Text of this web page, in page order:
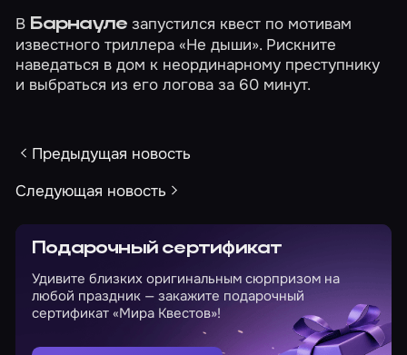
В Барнауле запустился квест по мотивам
известного триллера«Не дыши». Рискните
наведаться в дом к неординарному преступнику
и выбраться из его логова за 60 минут.
Предыдущая новость
Следующая новость
Подарочный сертификат
Удивите близких оригинальным сюрпризом на
любой праздник — закажите подарочный
сертификат «Мира Квестов»!